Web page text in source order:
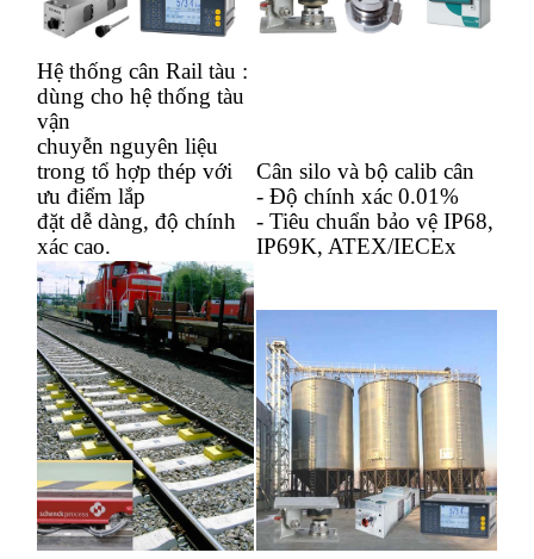
Hệ thống cân Rail tàu :
dùng cho hệ thống tàu
vận
chuyễn nguyên liệu
trong tổ hợp thép với
ưu điểm lắp
đặt dễ dàng, độ chính
xác cao.
Cân silo và bộ calib cân
- Độ chính xác 0.01%
- Tiêu chuẩn bảo vệ IP68,
IP69K, ATEX/IECEx